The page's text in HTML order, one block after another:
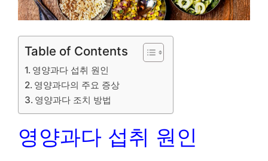
Table of Contents
영양과다 섭취 원인
영양과다의 주요 증상
영양과다 조치 방법
영양과다 섭취 원인